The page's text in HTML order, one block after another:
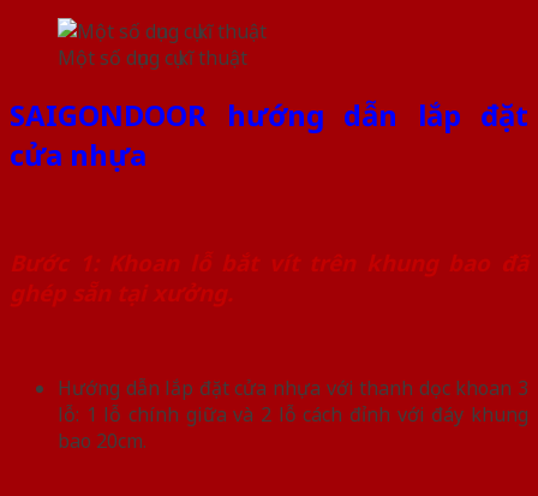
Một số dụng cụ kĩ thuật
SAIGONDOOR hướng dẫn lắp đặt
cửa nhựa
Bước 1: Khoan lỗ bắt vít trên khung bao đã
ghép sẵn tại xưởng.
Hướng dẫn lắp đặt cửa nhựa với thanh dọc khoan 3
lỗ: 1 lỗ chính giữa và 2 lỗ cách đỉnh với đáy khung
bao 20cm.